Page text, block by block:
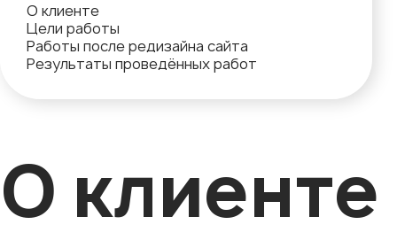
О клиенте
Цели работы
Работы после редизайна сайта
Результаты проведённых работ
О клиенте